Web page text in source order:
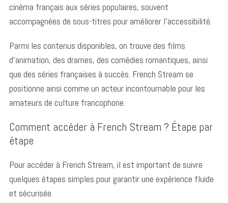
cinéma français aux séries populaires, souvent
accompagnées de sous-titres pour améliorer l’accessibilité.
Parmi les contenus disponibles, on trouve des films
d’animation, des drames, des comédies romantiques, ainsi
que des séries françaises à succès. French Stream se
positionne ainsi comme un acteur incontournable pour les
amateurs de culture francophone.
Comment accéder à French Stream ? Étape par
étape
Pour accéder à French Stream, il est important de suivre
quelques étapes simples pour garantir une expérience fluide
et sécurisée.